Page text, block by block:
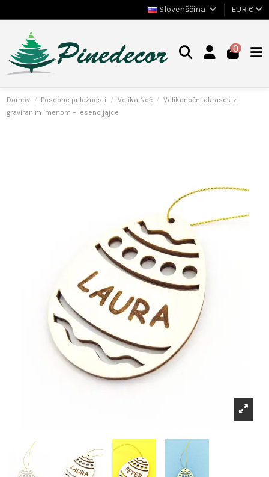
Slovenščina EUR €
0
Domov Posebne priložnosti Velika Noč
Velikonočni okrasek z
graviranim imenom – leseno jajce